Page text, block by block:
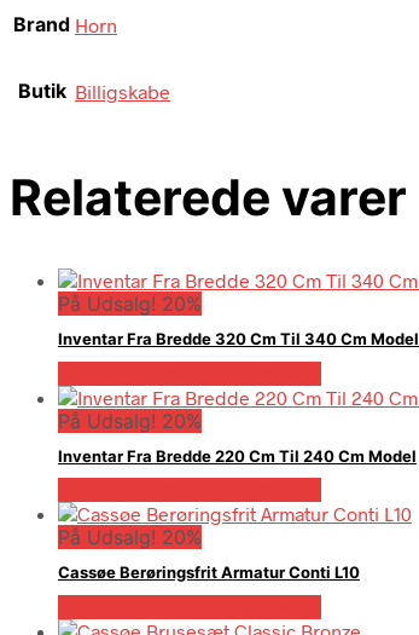
Brand Horn
Butik Billigskabe
Relaterede varer
På Udsalg! 20%
Inventar Fra Bredde 320 Cm Til 340 Cm Model
På Udsalg! 20%
Inventar Fra Bredde 220 Cm Til 240 Cm Model
På Udsalg! 20%
Cassøe Berøringsfrit Armatur Conti L10